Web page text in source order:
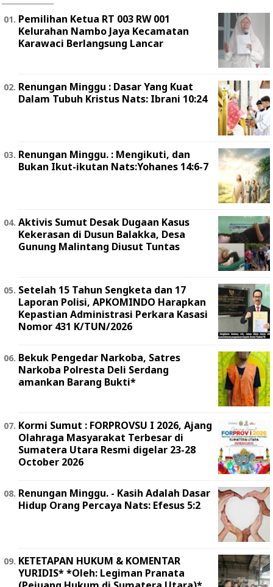
Pemilihan Ketua RT 003 RW 001
Kelurahan Nambo Jaya Kecamatan
Karawaci Berlangsung Lancar
Renungan Minggu : Dasar Yang Kuat
Dalam Tubuh Kristus Nats: Ibrani 10:24
Renungan Minggu. : Mengikuti, dan
Bukan Ikut-ikutan Nats:Yohanes 14:6-7
Aktivis Sumut Desak Dugaan Kasus
Kekerasan di Dusun Balakka, Desa
Gunung Malintang Diusut Tuntas
Setelah 15 Tahun Sengketa dan 17
Laporan Polisi, APKOMINDO Harapkan
Kepastian Administrasi Perkara Kasasi
Nomor 431 K/TUN/2026
Bekuk Pengedar Narkoba, Satres
Narkoba Polresta Deli Serdang
amankan Barang Bukti*
Kormi Sumut : FORPROVSU I 2026, Ajang
Olahraga Masyarakat Terbesar di
Sumatera Utara Resmi digelar 23-28
October 2026
Renungan Minggu. - Kasih Adalah Dasar
Hidup Orang Percaya Nats: Efesus 5:2
KETETAPAN HUKUM & KOMENTAR
YURIDIS* *Oleh: Legiman Pranata